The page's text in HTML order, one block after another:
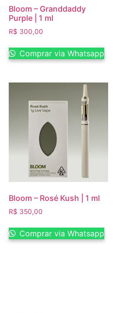
Bloom – Granddaddy
Purple | 1 ml
R$ 300,00
Comprar via Whatsapp
Bloom – Rosé Kush | 1 ml
R$ 350,00
Comprar via Whatsapp